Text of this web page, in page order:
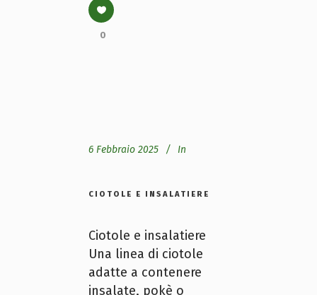
0
6 Febbraio 2025 In
CIOTOLE E INSALATIERE
Ciotole e insalatiere
Una linea di ciotole
adatte a contenere
insalate, pokè o